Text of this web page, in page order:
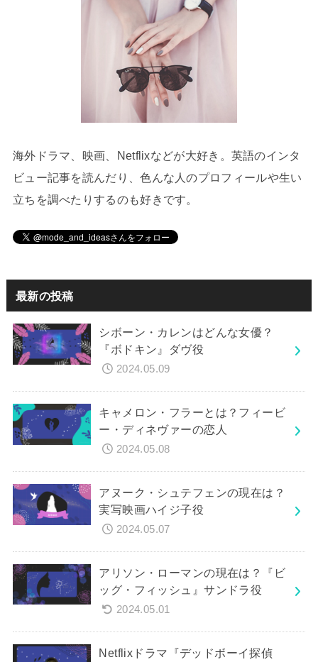
海外ドラマ、映画、Netflixなどが大好き。英語のインタ
ビュー記事を読んだり、色んな人のプロフィールや生い
立ちを調べたりするのも好きです。
最新の投稿
シボーン・カレンはどんな女優？
『ボドキン』ダヴ役
2024.05.09
キャメロン・フラーとは？フィービ
ー・ディネヴァーの恋人
2024.05.08
アヌーク・シュテフェンの現在は？
実写映画ハイジ子役
2024.05.07
アリソン・ローマンの現在は？『ビ
ッグ・フィッシュ』サンドラ役
2024.05.01
Netflixドラマ『デッドボーイ探偵